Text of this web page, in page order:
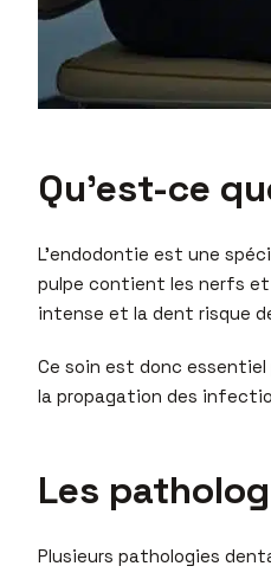
Qu’est-ce
L’endodontie est une
pulpe contient les nerfs et
intense et la dent risque
Ce soin est donc
la propagation des
Les
Plusieurs pathologies